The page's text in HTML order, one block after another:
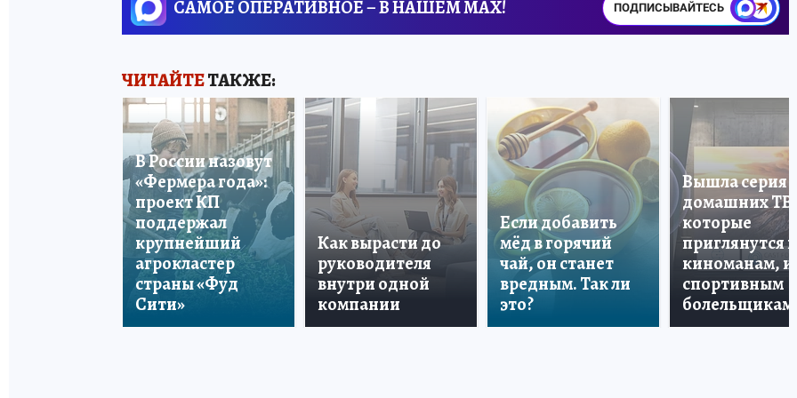
САМОЕ ОПЕРАТИВНОЕ – В НАШЕМ MAX! ПОДПИСЫВАЙТЕСЬ
ЧИТАЙТЕТАКЖЕ:
В России назовут
«Фермера года»:
проект КП
поддержал
крупнейший
агрокластер
страны «Фуд
Сити»
Как вырасти до
руководителя
внутри одной
компании
Если добавить
мёд в горячий
чай, он станет
вредным. Так ли
это?
Вышла серия
домашних ТВ,
которые
приглянутся и
киноманам, и
спортивным
болельщикам